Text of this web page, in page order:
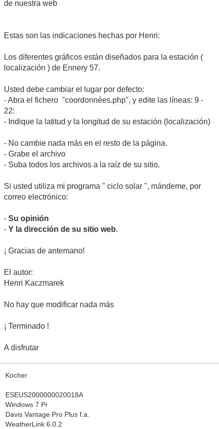
de nuestra web
Estas son las indicaciones hechas por Henri:
Los diferentes gráficos están diseñados para la estación (
localización ) de Ennery 57.
Usted debe cambiar el lugar por defecto:
- Abra el fichero "coordonnées.php", y edite las líneas: 9 -
22:
- Indique la latitud y la longitud de su estación (localización)
- No cambie nada más en el resto de la página.
- Grabe el archivo
- Suba todos los archivos a la raíz de su sitio.
Si usted utiliza mi programa " ciclo solar ", mándeme, por
correo electrónico:
- Su opinión
- Y la dirección de su sitio web.
¡ Gracias de antemano!
El autor:
Henri Kaczmarek
No hay que modificar nada más
¡ Terminado !
A disfrutar
Kocher
ESEUS2000000020018A
Windows 7 Pr
Davis Vantage Pro Plus f.a.
WeatherLink 6.0.2